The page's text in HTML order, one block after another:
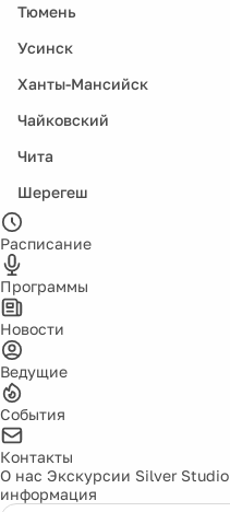
Тюмень
Усинск
Ханты-Мансийск
Чайковский
Чита
Шерегеш
Расписание
Программы
Новости
Ведущие
События
Контакты
О нас Экскурсии Silver Studio
информация